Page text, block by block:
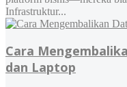
Infrastruktur...
Cara
dan Laptop